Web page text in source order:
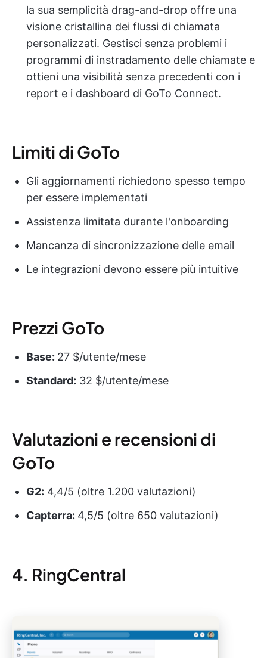
la sua semplicità drag-and-drop offre una
visione cristallina dei flussi di chiamata
personalizzati. Gestisci senza problemi i
programmi di instradamento delle chiamate e
ottieni una visibilità senza precedenti con i
report e i dashboard di GoTo Connect.
Limiti di GoTo
Gli aggiornamenti richiedono spesso tempo
per essere implementati
Assistenza limitata durante l'onboarding
Mancanza di sincronizzazione delle email
Le integrazioni devono essere più intuitive
Prezzi GoTo
Base: 27 $/utente/mese
Standard: 32 $/utente/mese
Valutazioni e recensioni di
GoTo
G2: 4,4/5 (oltre 1.200 valutazioni)
Capterra: 4,5/5 (oltre 650 valutazioni)
4. RingCentral